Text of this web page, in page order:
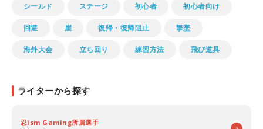
シールド ステージ 初心者 初心者向け
回避 崖 復帰・復帰阻止 撃墜
海外大会 立ち回り 練習方法 飛び道具
ライターから探す
忍ism Gaming所属選手